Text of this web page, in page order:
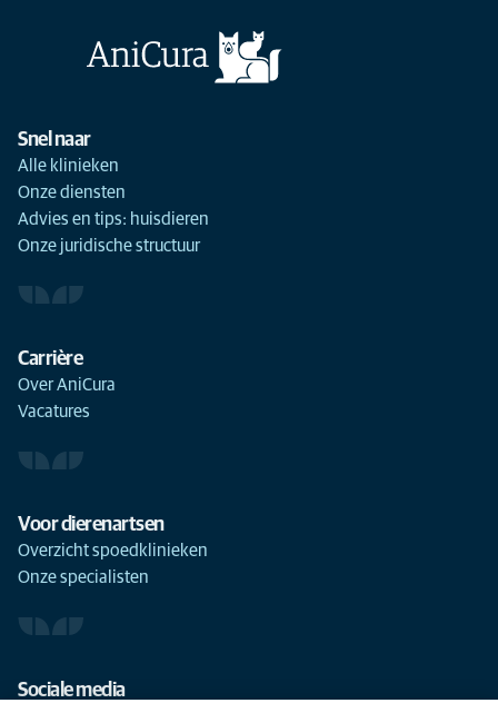
Snel naar
Alle klinieken
Onze diensten
Advies en tips: huisdieren
Onze juridische structuur
Carrière
Over AniCura
Vacatures
Voor dierenartsen
Overzicht spoedklinieken
Onze specialisten
Sociale media